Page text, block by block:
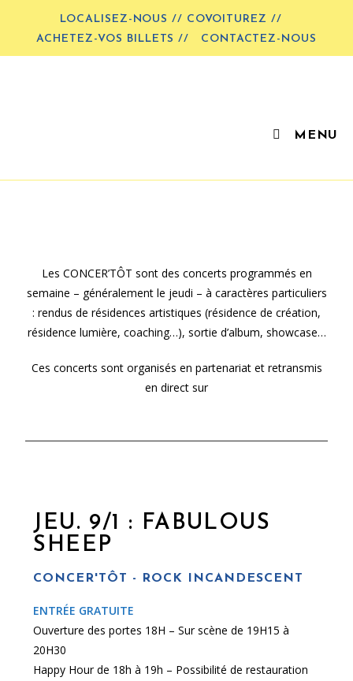
LOCALISEZ-NOUS // COVOITUREZ //
ACHETEZ-VOS BILLETS //
CONTACTEZ-NOUS
MENU
Les CONCER’TÔT sont des concerts programmés en
semaine – généralement le jeudi – à caractères particuliers
: rendus de résidences artistiques (résidence de création,
résidence lumière, coaching…), sortie d’album, showcase…
Ces concerts sont organisés en partenariat et retransmis
en direct sur
JEU. 9/1 : FABULOUS
SHEEP
CONCER'TÔT - ROCK INCANDESCENT
ENTRÉE GRATUITE
Ouverture des portes 18H – Sur scène de 19H15 à
20H30
Happy Hour de 18h à 19h – Possibilité de restauration